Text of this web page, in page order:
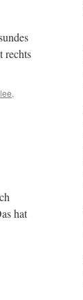
rechts
,
hat